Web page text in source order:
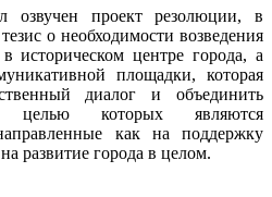
озвучен проект резолюции, в
о необходимости возведения
историческом центре города, а
площадки, которая
диалог и объединить
целью которых являются
как на поддержку
развитие города в целом.